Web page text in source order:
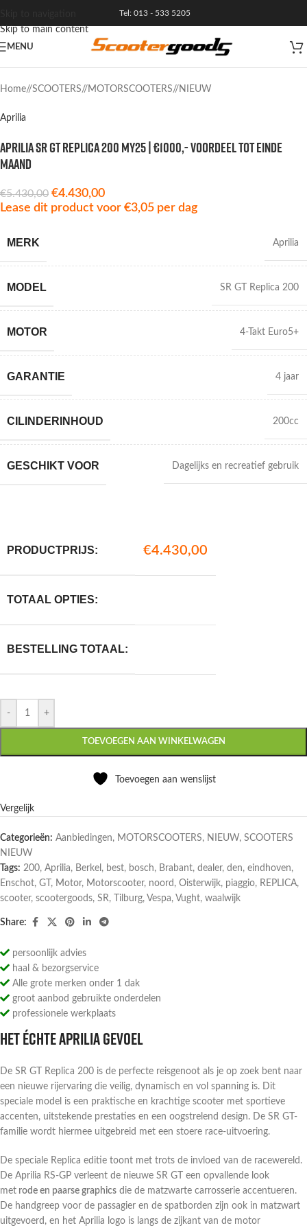
Skip to main content
Tel: 013 - 533 5205
MENU
Home/ SCOOTERS/ MOTORSCOOTERS/ NIEUW
Aprilia
Aprilia SR GT Replica 200 MY25 | €1000,- VOORDEEL TOT EINDE
MAAND
€5.430,00 €4.430,00
Lease dit product voor €3,05 per dag
MERK Aprilia
MODEL SR GT Replica 200
MOTOR 4-Takt Euro5+
GARANTIE 4 jaar
CILINDERINHOUD 200cc
GESCHIKT VOOR Dagelijks en recreatief gebruik
PRODUCTPRIJS: €4.430,00
TOTAAL OPTIES:
BESTELLING TOTAAL:
- +
TOEVOEGEN AAN WINKELWAGEN
Toevoegen aan wenslijst
Vergelijk
Categorieën: Aanbiedingen, MOTORSCOOTERS, NIEUW, SCOOTERS
NIEUW
Tags: 200, Aprilia, Berkel , best, bosch, Brabant, dealer, den, eindhoven,
Enschot, GT , Motor, Motorscooter, noord , Oisterwijk, piaggio, REPLICA,
scooter, scootergoods, SR, Tilburg, Vespa, Vught, waalwijk
Share:
persoonlijk advies
haal & bezorgservice
Alle grote merken onder 1 dak
groot aanbod gebruikte onderdelen
professionele werkplaats
Het échte Aprilia gevoel
De SR GT Replica 200 is de perfecte reisgenoot als je op zoek bent naar
een nieuwe rijervaring die veilig, dynamisch en vol spanning is. Dit
speciale model is een praktische en krachtige scooter met sportieve
accenten, uitstekende prestaties en een oogstrelend design. De SR GT-
familie wordt hiermee uitgebreid met een stoere race-uitvoering.
De speciale Replica editie toont met trots de invloed van de racewereld.
De Aprilia RS-GP verleent de nieuwe SR GT een opvallende look
met rode en paarse graphics die de matzwarte carrosserie accentueren.
De handgreep voor de passagier en de spatborden zijn ook in matzwart
uitgevoerd, en het Aprilia logo is langs de zijkant van de motor